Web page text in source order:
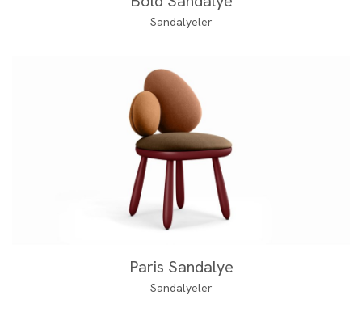
Sandalyeler
Paris Sandalye
Sandalyeler